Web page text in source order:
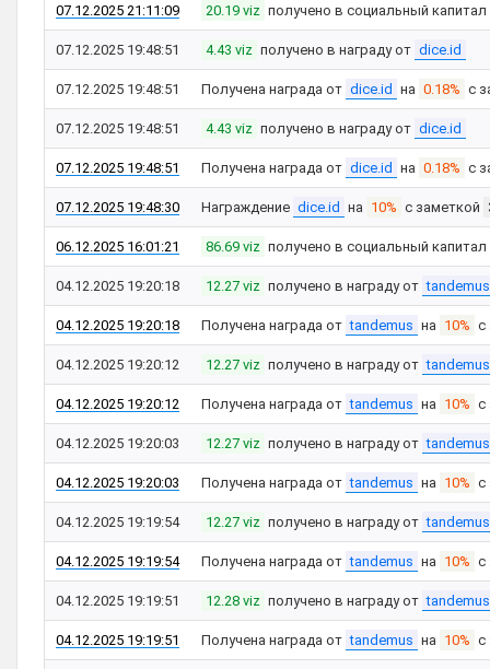
07.12.2025 21:11:09 20.19 viz получено в социальный
07.12.2025 19:48:51 4.43 viz получено в награду от dice.id
07.12.2025 19:48:51 Получена награда от dice.id на 0.18% с
07.12.2025 19:48:51 4.43 viz получено в награду от dice.id
07.12.2025 19:48:51 Получена награда от dice.id на 0.18% с
07.12.2025 19:48:30 Награждение dice.id на 10% с заметкой
06.12.2025 16:01:21 86.69 viz получено в социальный
04.12.2025 19:20:18 12.27 viz получено в награду от tandemus
04.12.2025 19:20:18 Получена награда от tandemus на 10% с
04.12.2025 19:20:12 12.27 viz получено в награду от tandemus
04.12.2025 19:20:12 Получена награда от tandemus на 10% с
04.12.2025 19:20:03 12.27 viz получено в награду от tandemus
04.12.2025 19:20:03 Получена награда от tandemus на 10% с
04.12.2025 19:19:54 12.27 viz получено в награду от tandemus
04.12.2025 19:19:54 Получена награда от tandemus на 10% с
04.12.2025 19:19:51 12.28 viz получено в награду от tandemus
04.12.2025 19:19:51 Получена награда от tandemus на 10% с